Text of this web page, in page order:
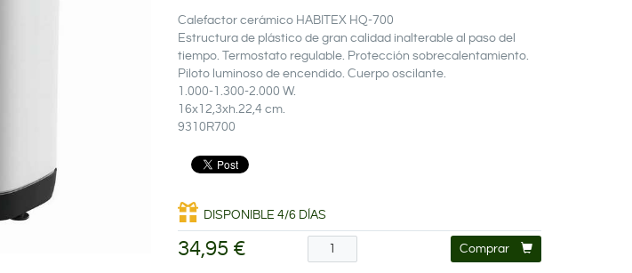
Calefactor cerámico HABITEX HQ-700
Estructura de plástico de gran calidad inalterable al paso del
tiempo. Termostato regulable. Protección sobrecalentamiento.
Piloto luminoso de encendido. Cuerpo oscilante.
1.000-1.300-2.000 W.
16x12,3xh.22,4 cm.
9310R700
DISPONIBLE 4/6 DÍAS
34,95 € Comprar